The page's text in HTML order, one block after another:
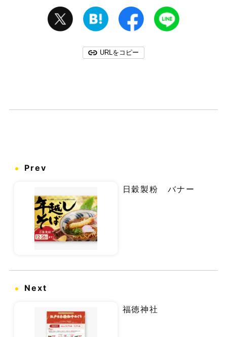
URLをコピー
Prev
日穀製粉 バナー
Next
福徳神社